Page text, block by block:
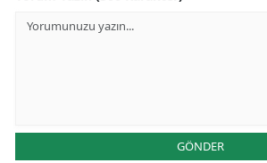
GÖNDER